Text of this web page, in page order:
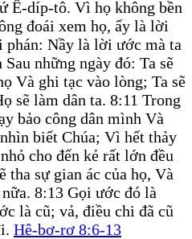
Ê-díp-tô. Vì họ không bền
đoái xem họ, ấy là lời
phán: Nầy là lời ước mà ta
những ngày đó: Ta sẽ
Và ghi tạc vào lòng; Ta sẽ
sẽ làm dân ta. 8:11 Trong
bảo công dân mình Và
biết Chúa; Vì hết thảy
cho đến kẻ rất lớn đều
tha sự gian ác của họ, Và
8:13 Gọi ước đó là
là cũ; vả, điều chi đã cũ
Hê-bơ-rơ 8:6-13